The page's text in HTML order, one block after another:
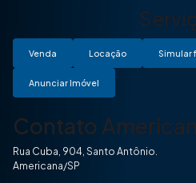
Venda Locação Simular
Anunciar Imóvel
Contato
Rua Cuba, 904, Santo Antônio.
Americana/SP